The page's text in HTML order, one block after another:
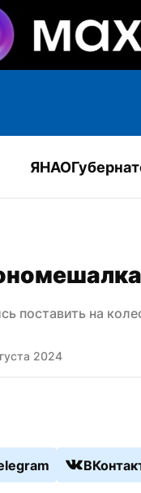
ЯНАО
поставить на
2024